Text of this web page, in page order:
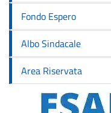
Fondo Espero
Albo Sindacale
Area Riservata